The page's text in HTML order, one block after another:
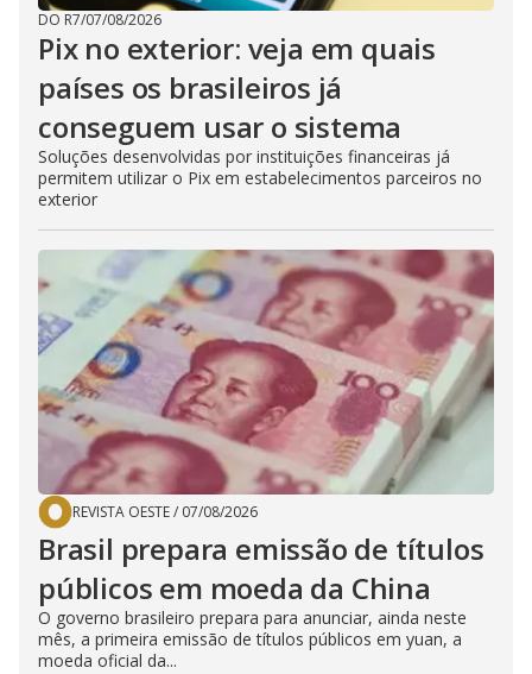
DO R7/07/08/2026
Pix no exterior: veja em quais
países os brasileiros já
conseguem usar o sistema
Soluções desenvolvidas por instituições financeiras já
permitem utilizar o Pix em estabelecimentos parceiros no
exterior
REVISTA OESTE/ 07/08/2026
Brasil prepara emissão de títulos
públicos em moeda da China
O governo brasileiro prepara para anunciar, ainda neste
mês, a primeira emissão de títulos públicos em yuan, a
moeda oficial da...